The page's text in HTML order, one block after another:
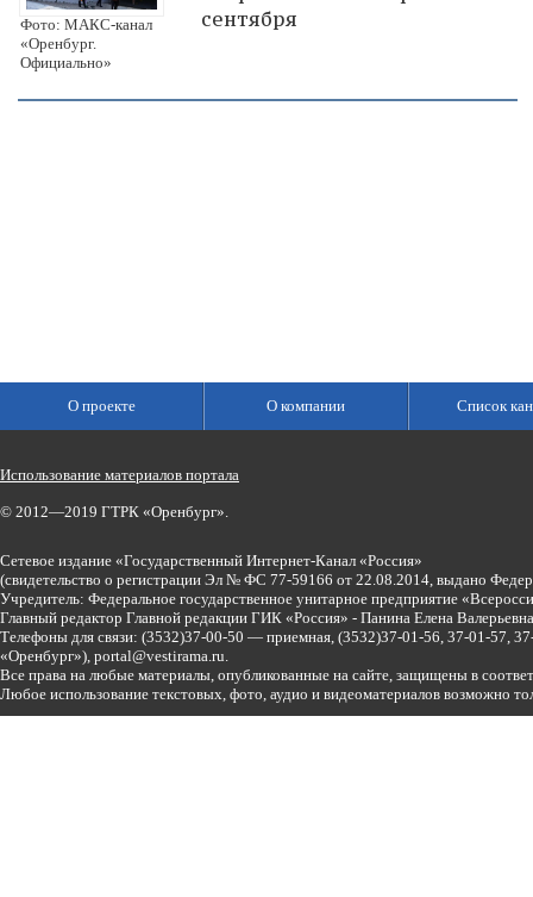
Фото: МАКС-канал
«Оренбург.
Официально»
сентября
О проекте О компании Список
Использование материалов портала
© 2012—2019 ГТРК «Оренбург».
Сетевое издание «Государственный Интернет-Канал «Россия»
(свидетельство о регистрации Эл № ФС 77-59166 от 22.08.2014, выдано
Учредитель: Федеральное государственное унитарное предприятие
Главный редактор Главной редакции ГИК «Россия» - Панина Елена
Телефоны для связи: (3532)37-00-50 — приемная, (3532)37-01-56, 37-01-57,
«Оренбург»), portal@vestirama.ru.
Все права на любые материалы, опубликованные на сайте, защищены в
Любое использование текстовых, фото, аудио и видеоматериалов возможно